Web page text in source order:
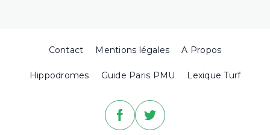
Contact Mentions légales A Propos
Hippodromes Guide Paris PMU Lexique Turf